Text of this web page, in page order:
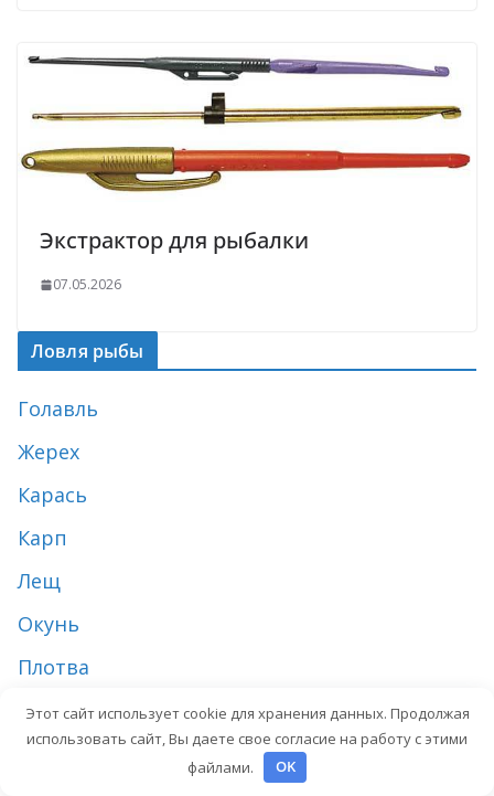
Экстрактор для рыбалки
07.05.2026
Ловля рыбы
Голавль
Жерех
Карась
Карп
Лещ
Окунь
Плотва
Сазан
Судак
Этот сайт использует cookie для хранения данных. Продолжая
использовать сайт, Вы даете свое согласие на работу с этими
файлами.
OK